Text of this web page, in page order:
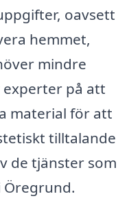
oavsett
hemmet,
mindre
experter på att
material för att
tilltalande
de tjänster som
Öregrund.